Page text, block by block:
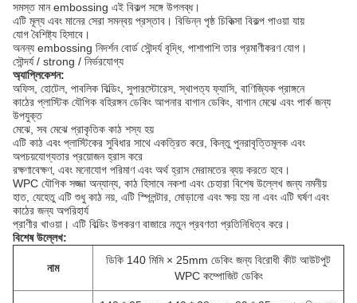
সমস্ত মান embossing এই বিকল্প সঙ্গে উপলব্ধ।
এটি মূল্য এবং মানের সেরা সমন্বয় প্রস্তাব। বিভিন্ন পৃষ্ঠ চিকিত্সা বিকল্প পাওয়া যায়
যোগ বৈশিষ্ট্য হিসাবে।
অনন্য embossing নিদর্শন বোর্ড সৌন্দর্য বৃদ্ধি, পাশাপাশি তার প্রমাণীকরণ যোগ।
সৌন্দর্য / strong / নির্ভরযোগ্য
অ্যাপ্লিকেশন:
অফিস, হোটেল, পাবলিক বিল্ডিং, সুপারস্টোরেস, স্থাপত্য ফ্যাসি, বাণিজ্যিক প্রাঙ্গনে
কাঠের প্লাস্টিক যৌগিক বহিরঙ্গন ডেকিং আপনার বাগান ডেকিং, বাগান মেঝে এবং পার্ক জন্য
উপযুক্ত
মেঝে, সব মেঝে প্রাকৃতিক কাঠ শস্য হয়
এটি কাঠ এবং প্লাস্টিকের সুবিধার সাথে একত্রিত করে, কিন্তু পুনরাবৃত্তিমূলক এবং
অপচয়যোগ্যতার প্রয়োজন হ্রাস করে
রক্ষণাবেক্ষণ, এবং মনোযোগ পরিমাণ এবং অর্থ হ্রাস মেরামতের ব্যয় করতে হবে।
WPC যৌগিক সজ্জা অন্যান্য, কাঠ হিসাবে নকশা এবং চেহারা বিশেষ উল্লেখ জন্য নমনীয়
হাত, যেহেতু এটি শুধু কাঠ নয়, এটি স্প্লিন্টার, মোড়ানো এবং ক্ষয় হয় না এবং এটি ঘর্ষণ এবং
কাঠের জন্য অপরিহার্য
প্রাণীর খাওয়া। এটি বিল্ডিং উপকরণ বাজারে নতুন প্রবণতা প্রতিনিধিত্ব করে।
বিশেষ উল্লেখ:
নাম
ডিকি 140 মিমি × 25mm ডেকিং জন্য বিরোধী কীট আউটপুট
WPC কম্পোজিট ডেকিং